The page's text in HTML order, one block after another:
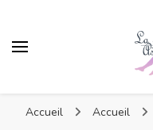
Accueil Accueil